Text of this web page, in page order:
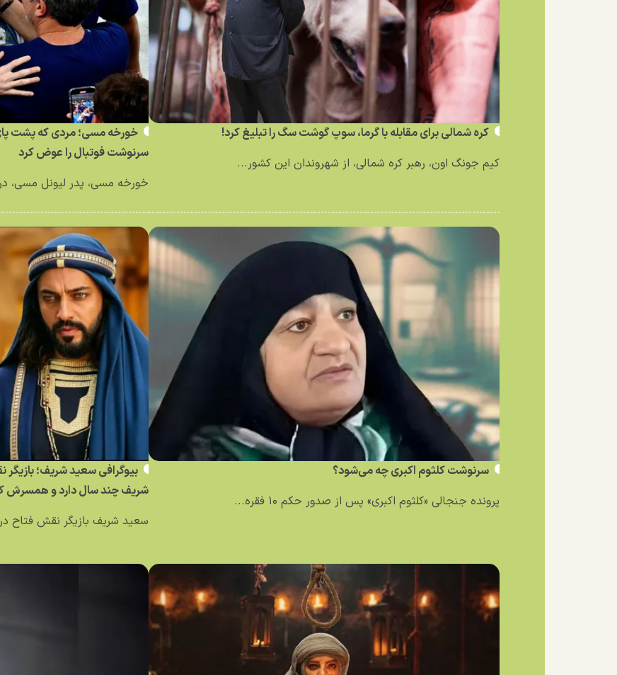
کره شمالی برای مقابله با گرما، سوپ گوشت سگ را تبلیغ کرد!
کیم جونگ اون، رهبر کره شمالی، از شهروندان این کشور...
خورخه مسی؛ مردی که پشت
سرنوشت فوتبال را عوض کرد
خورخه مسی، پدر لیونل مسی، در ۶۸سالگی درگذشت؛ مردی
سرنوشت کلثوم اکبری چه می‌شود؟
پرونده جنجالی «کلثوم اکبری» پس از صدور حکم ۱۰ فقره...
بیوگرافی سعید شریف؛
شریف چند سال دارد و همسرش
سعید شریف بازیگر نقش فتاح